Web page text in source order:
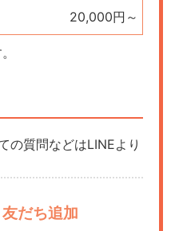
20,000円～
の質問などはLINEより
だち追加